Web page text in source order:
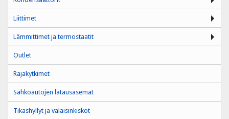
Liittimet
Lämmittimet ja termostaatit
Outlet
Rajakytkimet
Sähköautojen latausasemat
Tikashyllyt ja valaisinkiskot